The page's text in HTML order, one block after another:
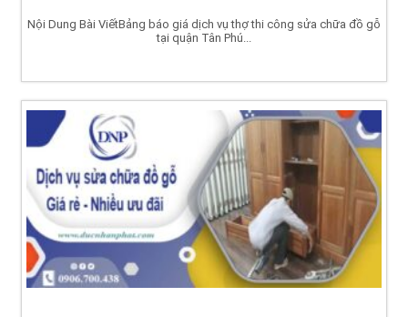
Nội Dung Bài ViếtBảng báo giá dịch vụ thợ thi công sửa chữa đồ gỗ
tại quận Tân Phú...